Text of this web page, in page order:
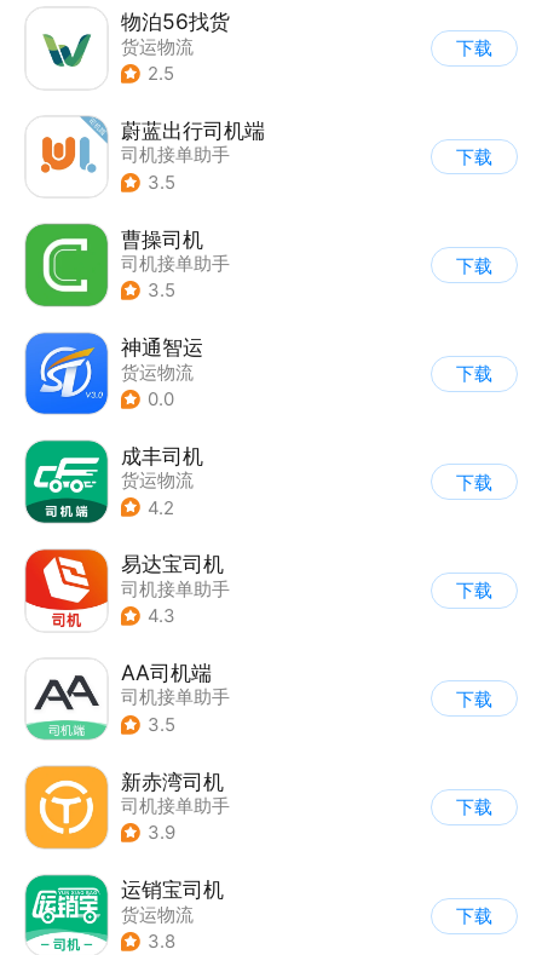
物泊56找货
货运物流
2.5
下载
蔚蓝出行司机端
司机接单助手
3.5
下载
曹操司机
司机接单助手
3.5
下载
神通智运
货运物流
0.0
下载
成丰司机
货运物流
4.2
下载
易达宝司机
司机接单助手
4.3
下载
AA司机端
司机接单助手
3.5
下载
新赤湾司机
司机接单助手
3.9
下载
运销宝司机
货运物流
3.8
下载